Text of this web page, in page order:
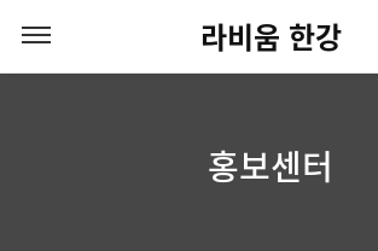
라비움 한강
홍보센터